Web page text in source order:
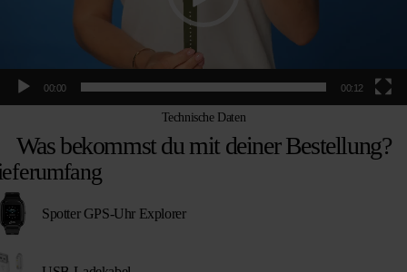
00:00 00:12
Technische Daten
Was bekommst du mit deiner Bestellung?
Spotter GPS-Uhr Explorer